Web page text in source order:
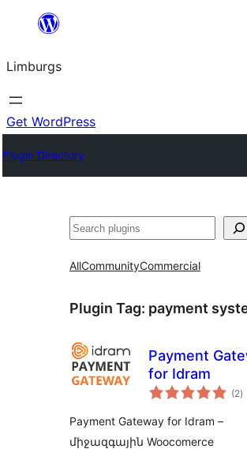
content
Limburgs
Get WordPress
Plugin Directory
Search
AllCommunityCommercial
Plugin Tag: payment
Payment
for Idram
(2)
Payment Gateway for Idram –
միջազգային Woocomerce